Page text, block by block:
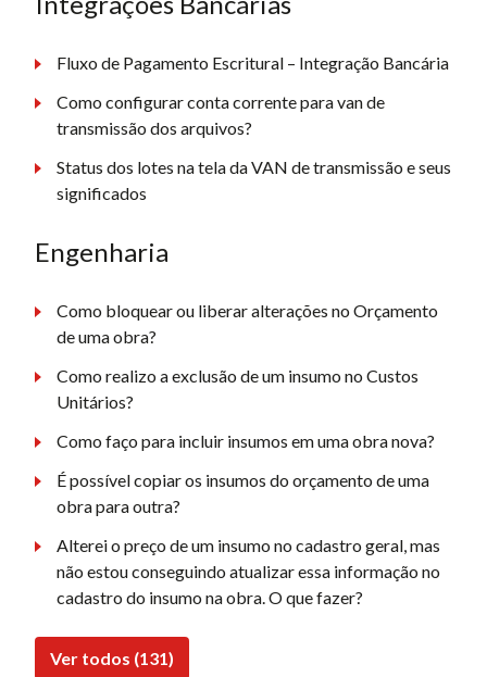
Fluxo de Pagamento Escritural – Integração Bancária
Como configurar conta corrente para van de
transmissão dos arquivos?
Status dos lotes na tela da VAN de transmissão e seus
significados
Engenharia
Como bloquear ou liberar alterações no Orçamento
de uma obra?
Como realizo a exclusão de um insumo no Custos
Unitários?
Como faço para incluir insumos em uma obra nova?
É possível copiar os insumos do orçamento de uma
obra para outra?
Alterei o preço de um insumo no cadastro geral, mas
não estou conseguindo atualizar essa informação no
cadastro do insumo na obra. O que fazer?
Ver todos (131)